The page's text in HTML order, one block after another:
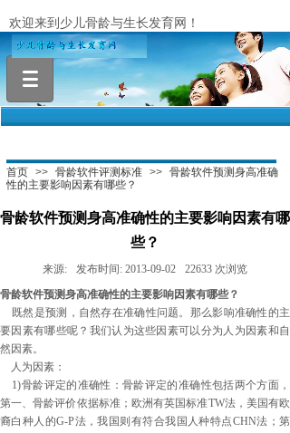
欢迎来到少儿骨龄与生长发育网！
首页 >> 骨龄软件评测标准 >> 骨龄软件预测身高准确
性的主要影响因素有哪些？
骨龄软件预测身高准确性的主要影响因素有哪
些？
来源: 发布时间: 2013-09-02 22633 次浏览
骨龄软件预测身高准确性的主要影响因素有哪些？
既然是预测，自然存在准确性问题。那么影响准确性的主
要因素有哪些呢？我们认为这些因素可以分为人为因素和自
然因素。
人为因素：
1)骨龄评定的准确性：骨龄评定的准确性包括两个方面，
第一、骨龄评价依据标准；欧洲有英国标准TW法，美国有欧
裔白种人的G-P法，我国则有符合我国人种特点CHN法；第